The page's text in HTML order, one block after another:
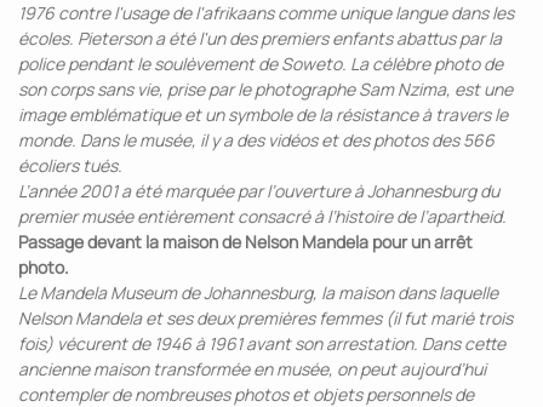
1976 contre l'usage de l'afrikaans comme unique langue dans les
écoles. Pieterson a été l'un des premiers enfants abattus par la
police pendant le soulèvement de Soweto. La célèbre photo de
son corps sans vie, prise par le photographe Sam Nzima, est une
image emblématique et un symbole de la résistance à travers le
monde. Dans le musée, il y a des vidéos et des photos des 566
écoliers tués.
L’année 2001 a été marquée par l’ouverture à Johannesburg du
premier musée entièrement consacré à l’histoire de l’apartheid.
Passage devant la maison de Nelson Mandela pour un arrêt
photo.
Le Mandela Museum de Johannesburg, la maison dans laquelle
Nelson Mandela et ses deux premières femmes (il fut marié trois
fois) vécurent de 1946 à 1961 avant son arrestation. Dans cette
ancienne maison transformée en musée, on peut aujourd’hui
contempler de nombreuses photos et objets personnels de